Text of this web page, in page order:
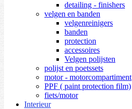
detailing - finishers
velgen en banden
velgenreinigers
banden
protection
accessoires
Velgen polijsten
polijst en poetssets
motor - motorcompartiment
PPF ( paint protection film)
fiets/motor
Interieur